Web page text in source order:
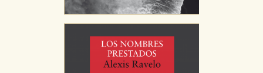
Estas cookies se utilizan para mejorar su experiencia
de navegación y optimizar el funcionamiento de
nuestro sitio web. Almacenan configuraciones de
vez que nos visita. La información es agregada y, por lo
tanto, es anónima.
Cookies de publicidad y redes sociales